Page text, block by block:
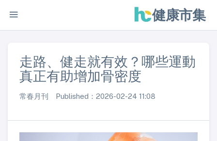
健康市集
走路、健走就有效？哪些運動
真正有助增加骨密度
常春月刊 Published：2026-02-24 11:08